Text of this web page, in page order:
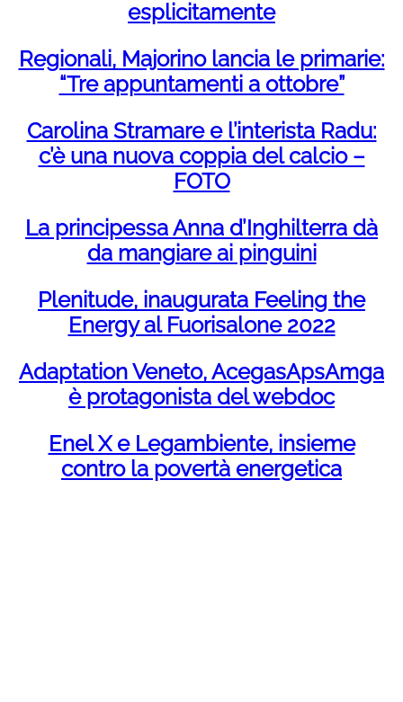
esplicitamente
Regionali, Majorino lancia le primarie:
“Tre appuntamenti a ottobre”
Carolina Stramare e l’interista Radu:
c’è una nuova coppia del calcio –
FOTO
La principessa Anna d’Inghilterra dà
da mangiare ai pinguini
Plenitude, inaugurata Feeling the
Energy al Fuorisalone 2022
Adaptation Veneto, AcegasApsAmga
è protagonista del webdoc
Enel X e Legambiente, insieme
contro la povertà energetica